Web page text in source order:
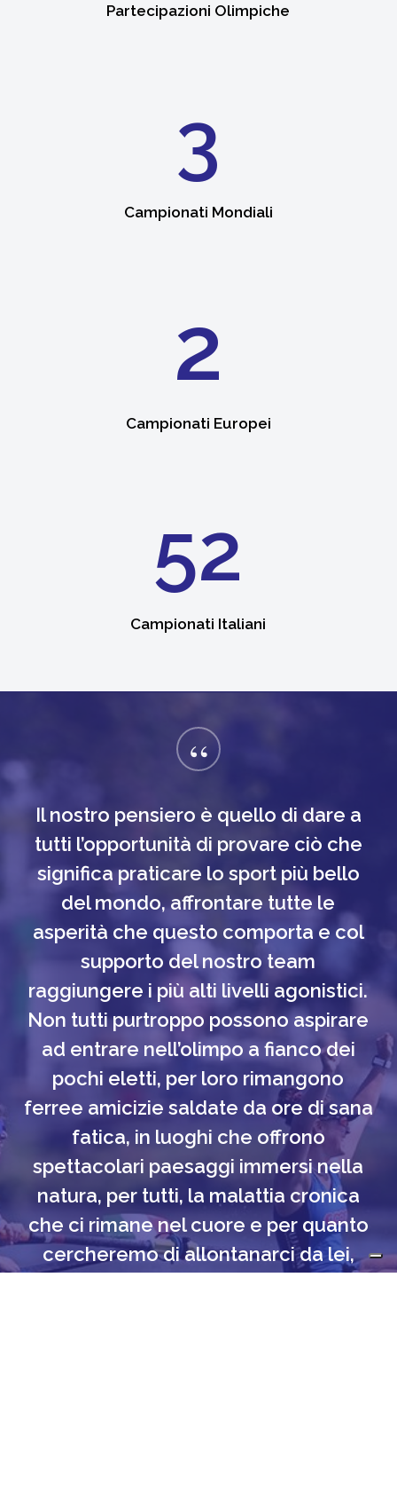
Partecipazioni Olimpiche
3
Campionati Mondiali
2
Campionati Europei
52
Campionati Italiani
“
Il nostro pensiero è quello di dare a
tutti l’opportunità di provare ciò che
significa praticare lo sport più bello
del mondo, affrontare tutte le
asperità che questo comporta e col
supporto del nostro team
raggiungere i più alti livelli agonistici.
Non tutti purtroppo possono aspirare
ad entrare nell’olimpo a fianco dei
pochi eletti, per loro rimangono
ferree amicizie saldate da ore di sana
fatica, in luoghi che offrono
spettacolari paesaggi immersi nella
natura, per tutti, la malattia cronica
che ci rimane nel cuore e per quanto
cercheremo di allontanarci da lei,